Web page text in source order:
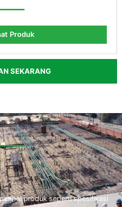
Produk
SEKARANG
produk seperti spesifikasi